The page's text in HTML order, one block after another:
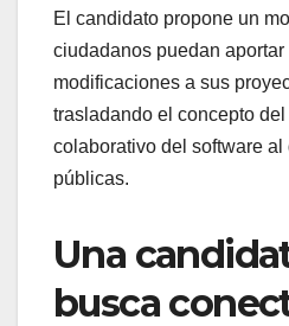
El candidato propone un
ciudadanos puedan
modificaciones a sus
trasladando el concepto
colaborativo del software
públicas.
Una
busca